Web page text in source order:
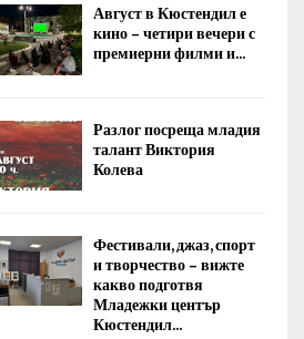
Август в Кюстендил е
кино – четири вечери с
премиерни филми и...
Разлог посреща младия
талант Виктория
Колева
Фестивали, джаз, спорт
и творчество – вижте
какво подготвя
Младежки център
Кюстендил...